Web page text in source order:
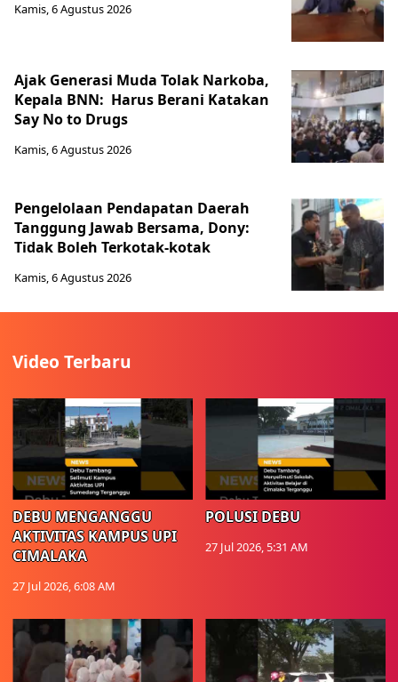
Kamis, 6 Agustus 2026
Ajak Generasi Muda Tolak Narkoba,
Kepala BNN: Harus Berani Katakan
Say No to Drugs
Kamis, 6 Agustus 2026
Pengelolaan Pendapatan Daerah
Tanggung Jawab Bersama, Dony:
Tidak Boleh Terkotak-kotak
Kamis, 6 Agustus 2026
Video Terbaru
DEBU MENGANGGU
AKTIVITAS KAMPUS UPI
CIMALAKA
27 Jul 2026, 6:08 AM
POLUSI DEBU
27 Jul 2026, 5:31 AM